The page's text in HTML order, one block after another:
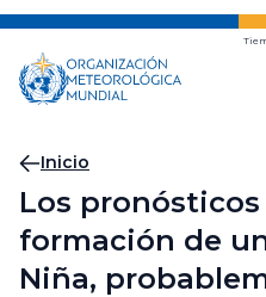
Ir
contenido
principal
Migas
de
pan
Inicio
Los
formación de
Niña,